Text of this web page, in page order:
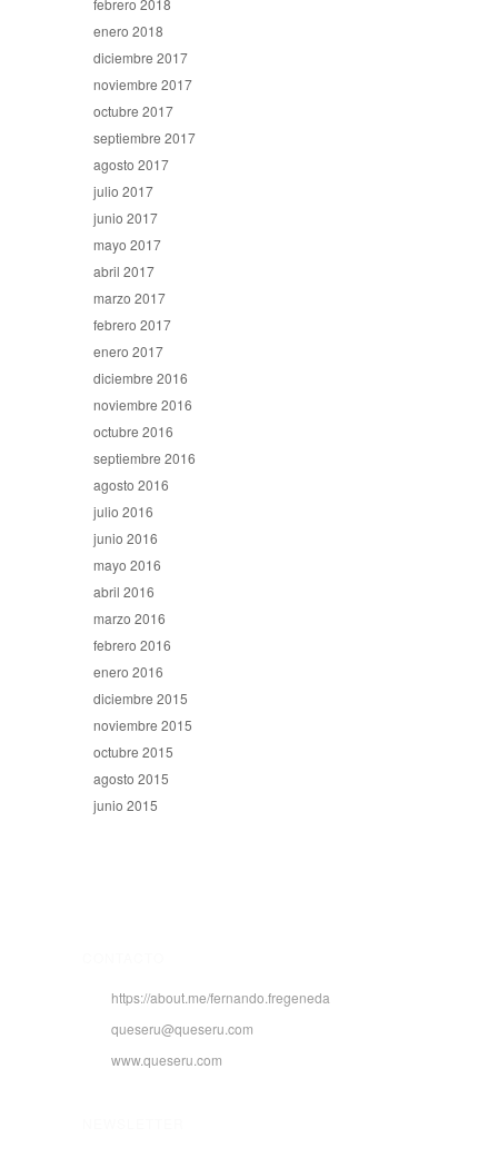
febrero 2018
enero 2018
diciembre 2017
noviembre 2017
octubre 2017
septiembre 2017
agosto 2017
julio 2017
junio 2017
mayo 2017
abril 2017
marzo 2017
febrero 2017
enero 2017
diciembre 2016
noviembre 2016
octubre 2016
septiembre 2016
agosto 2016
julio 2016
junio 2016
mayo 2016
abril 2016
marzo 2016
febrero 2016
enero 2016
diciembre 2015
noviembre 2015
octubre 2015
agosto 2015
junio 2015
https://about.me/fernando.fregeneda
queseru@queseru.com
www.queseru.com